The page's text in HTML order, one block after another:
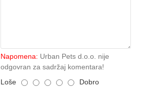
Napomena: Urban Pets d.o.o. nije
odgovran za sadržaj komentara!
Loše Dobro